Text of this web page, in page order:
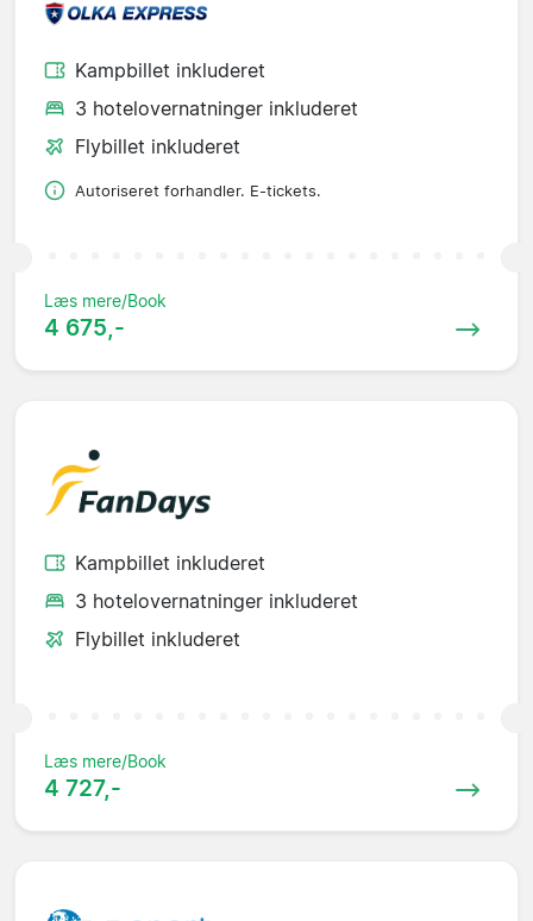
Kampbillet inkluderet
3 hotelovernatninger inkluderet
Flybillet inkluderet
Autoriseret forhandler. E-tickets.
Læs mere/Book
4 675,-
Kampbillet inkluderet
3 hotelovernatninger inkluderet
Flybillet inkluderet
Læs mere/Book
4 727,-